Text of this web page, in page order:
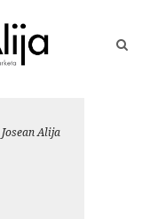
Josean Alija